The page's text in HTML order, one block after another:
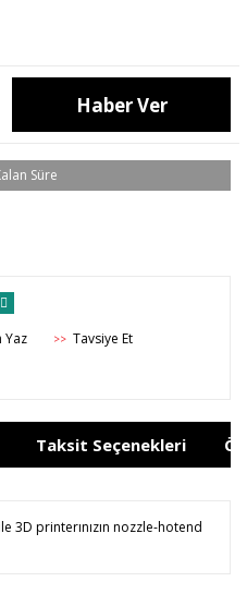
Haber Ver
Yaz >> Tavsiye Et
Taksit Seçenekleri
3D printerınızın nozzle-hotend